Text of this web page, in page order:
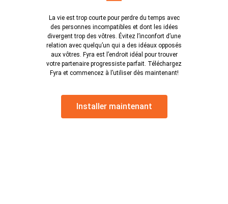
La vie est trop courte pour perdre du temps avec
des personnes incompatibles et dont les idées
divergent trop des vôtres. Évitez l’inconfort d’une
relation avec quelqu’un qui a des idéaux opposés
aux vôtres. Fyra est l’endroit idéal pour trouver
votre partenaire progressiste parfait. Téléchargez
Fyra et commencez à l’utiliser dès maintenant!
Installer maintenant